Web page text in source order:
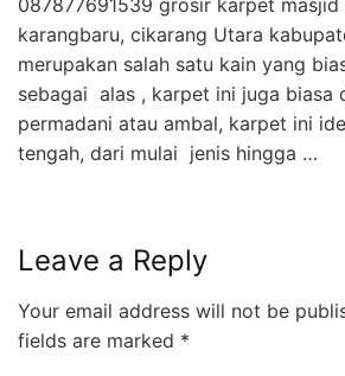
karangbaru, cikarang Utara
merupakan salah satu kain yang
sebagai alas , karpet ini juga biasa
permadani atau ambal, karpet ini
tengah, dari mulai jenis hingga …
Leave a Reply
Your email address will not be
fields are marked *